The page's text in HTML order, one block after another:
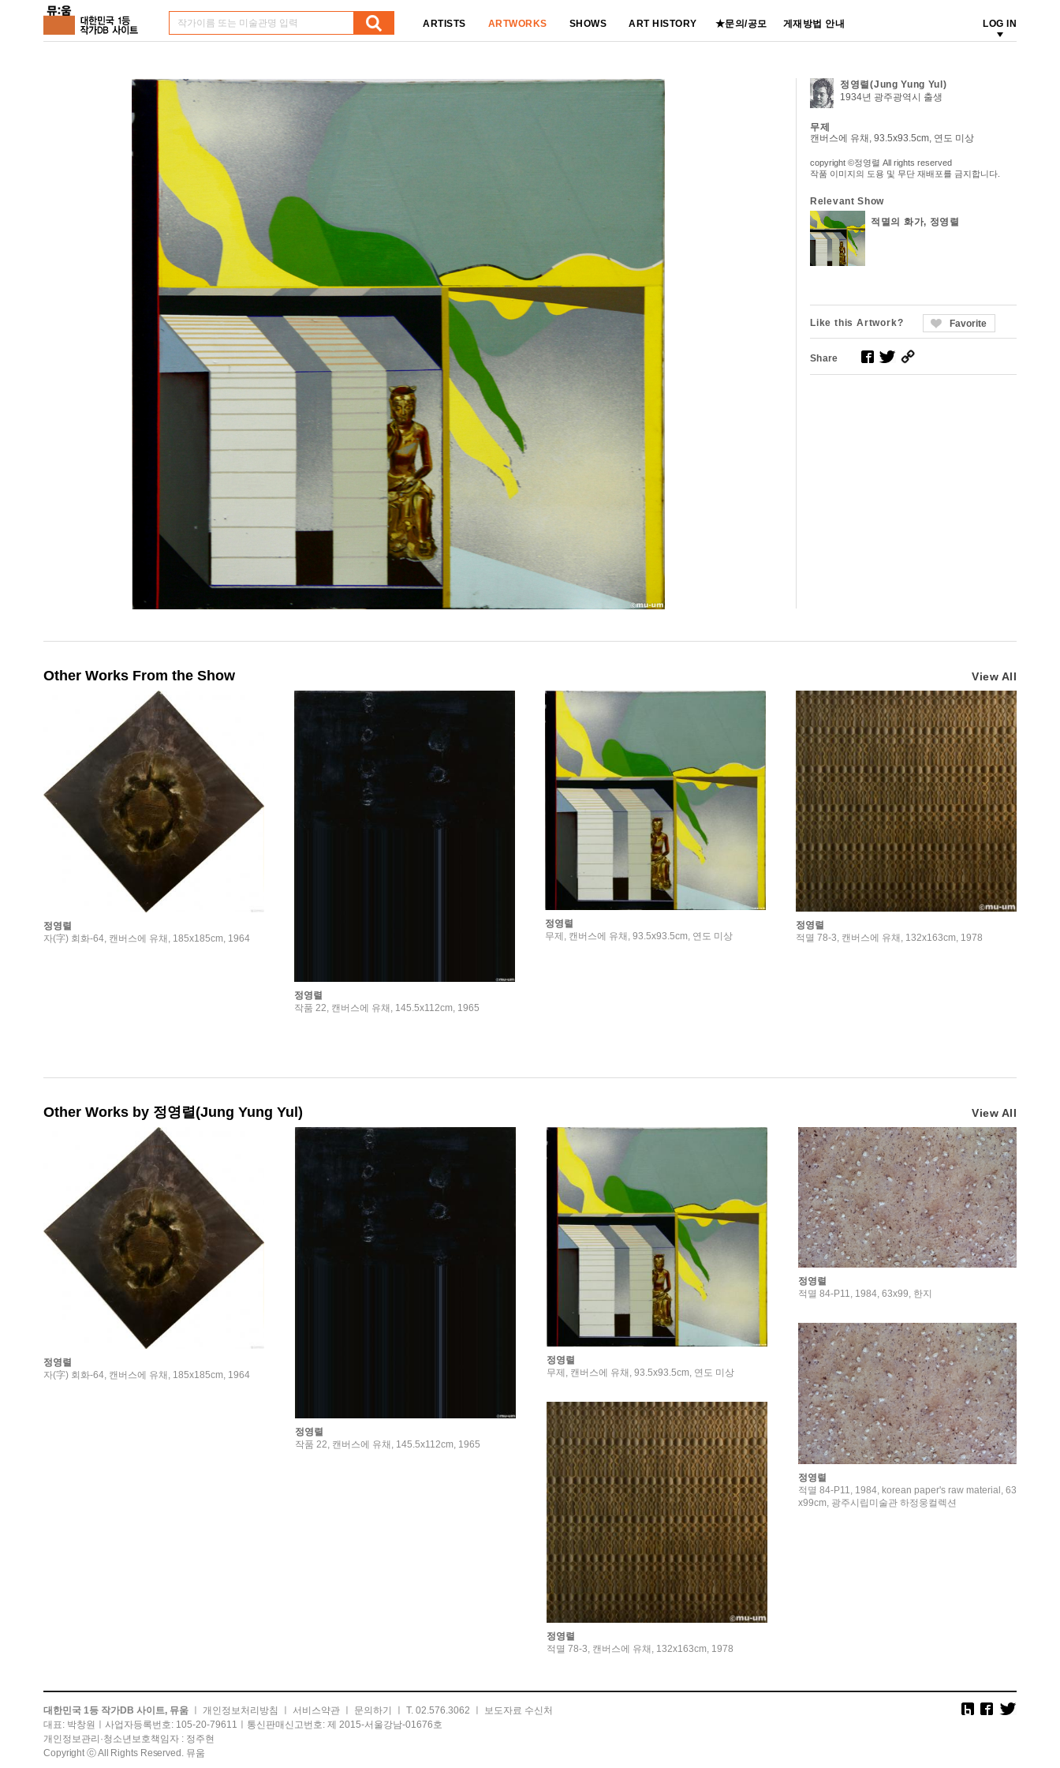
ARTISTS ARTWORKS SHOWS ART HISTORY ★문의/공모 게재방법 안내 LOG IN
정영렬(Jung Yung Yul)
1934년 광주광역시 출생
무제
캔버스에 유채, 93.5x93.5cm, 연도 미상
copyright ©정영렬 All rights reserved
작품 이미지의 도용 및 무단 재배포를 금지합니다.
Relevant Show
적멸의 화가, 정영렬
Like this Artwork? Favorite
Share
Other Works From the Show View All
정영렬
자(字) 회화-64, 캔버스에 유채, 185x185cm, 1964
정영렬
작품 22, 캔버스에 유채, 145.5x112cm, 1965
정영렬
무제, 캔버스에 유채, 93.5x93.5cm, 연도 미상
정영렬
적멸 78-3, 캔버스에 유채, 132x163cm, 1978
Other Works by 정영렬(Jung Yung Yul) View All
정영렬
자(字) 회화-64, 캔버스에 유채, 185x185cm, 1964
정영렬
작품 22, 캔버스에 유채, 145.5x112cm, 1965
정영렬
무제, 캔버스에 유채, 93.5x93.5cm, 연도 미상
정영렬
적멸 84-P11, 1984, 63x99, 한지
정영렬
적멸 84-P11, 1984, korean paper's raw material, 63
x99cm, 광주시립미술관 하정웅컬렉션
정영렬
적멸 78-3, 캔버스에 유채, 132x163cm, 1978
대한민국 1등 작가DB 사이트, 뮤움 개인정보처리방침 서비스약관 문의하기 ㅣ T. 02.576.3062 ㅣ 보도자료 수신처
대표: 박창원ㅣ사업자등록번호: 105-20-79611ㅣ통신판매신고번호: 제 2015-서울강남-01676호
개인정보관리·청소년보호책임자 : 정주현
Copyright ⓒ All Rights Reserved. 뮤움